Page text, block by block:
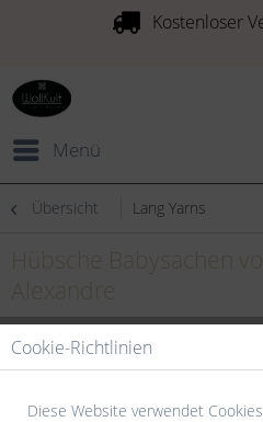
Kostenloser
Menü
Übersicht Lang Yarns
Cookie-Richtlinien
Diese Website verwendet